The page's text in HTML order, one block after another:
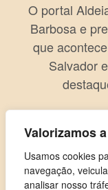
Valorizamos
Usamos cookies
navegação,
analisar nosso
O portal
Barbosa e
que
Salvador